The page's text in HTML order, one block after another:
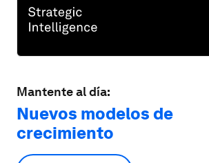
Mantente al día:
Nuevos modelos de
crecimiento